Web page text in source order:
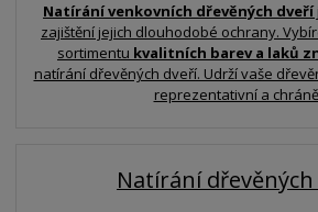
Natírání venkovních dřevěných dveří
zajištění jejich dlouhodobé ochrany.
sortimentu kvalitních barev a laků
natírání dřevěných dveří. Udrží vaše
reprezentativní a
Natírání